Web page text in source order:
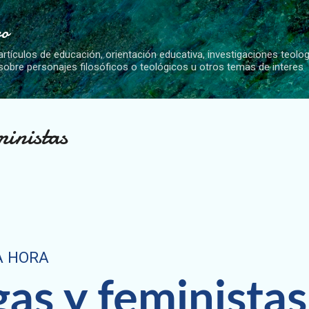
Ir al contenido principal
de educación, orientación educativa, investigaciones
personajes filosóficos o teológicos u otros temas de interes
HORA
y